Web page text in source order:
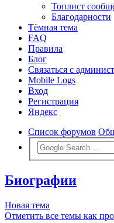
Топлист
Благодарности
Тёмная тема
FAQ
Правила
Блог
Связаться с
Mobile Logs
Вход
Регистрация
Яндекс
Список форумов
Биографии
Новая тема
Отметить все темы как